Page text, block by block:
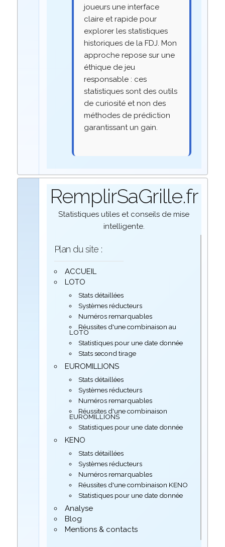
joueurs une interface
claire et rapide pour
explorer les statistiques
historiques de la FDJ. Mon
approche repose sur une
éthique de jeu
responsable : ces
statistiques sont des outils
de curiosité et non des
méthodes de prédiction
garantissant un gain.
RemplirSaGrille.fr
Statistiques utiles et conseils de mise
intelligente.
Plan du site :
ACCUEIL
LOTO
Stats détaillées
Systèmes réducteurs
Numéros remarquables
Réussites d'une combinaison au
LOTO
Statistiques pour une date donnée
Stats second tirage
EUROMILLIONS
Stats détaillées
Systèmes réducteurs
Numéros remarquables
Réussites d'une combinaison
EUROMILLIONS
Statistiques pour une date donnée
KENO
Stats détaillées
Systèmes réducteurs
Numéros remarquables
Réussites d'une combinaison KENO
Statistiques pour une date donnée
Analyse
Blog
Mentions & contacts